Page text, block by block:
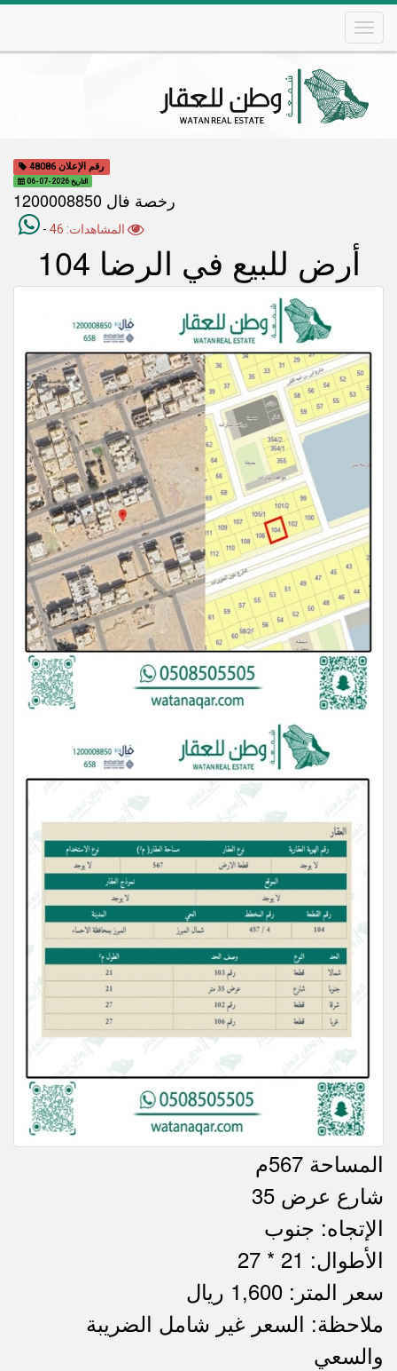
Skip
رقم الإعلان 48086
التاريخ 2026-07-06
رخصة فال 1200008850
-
أرض للبيع في الرضا 104
المساحة 567م
شارع عرض 35
الإتجاه: جنوب
الأطوال: 21 * 27
سعر المتر: 1,600 ريال
ملاحظاتملاحظة: السعر غير شامل الضريبة
والسعي